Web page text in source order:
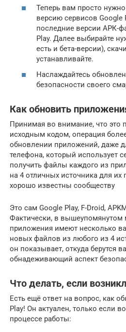
Теперь вам просто
версию сервисов Google
последние версии АРК-
Play. Далее выбирайте
есть и бета-версии),
устанавливайте.
Наслаждайтесь
безопасности своего
Как обновить
Принимая во внимание, что это
исходным кодом, операция
обновлении приложений, даже
телефона, который использует
получить файлы каждого из
на 4 отличных источника для их
хорошо известны сообществу
Это сам Google Play, F-Droid,
Фактически, в
приложения имеют несколько
новых файлов из любого из 4
он показывает, откуда берутся
обнадеживающий аспект
Что делать, если
Есть ещё ответ на вопрос, как
Play! Он актуален, только если
процессе работы: